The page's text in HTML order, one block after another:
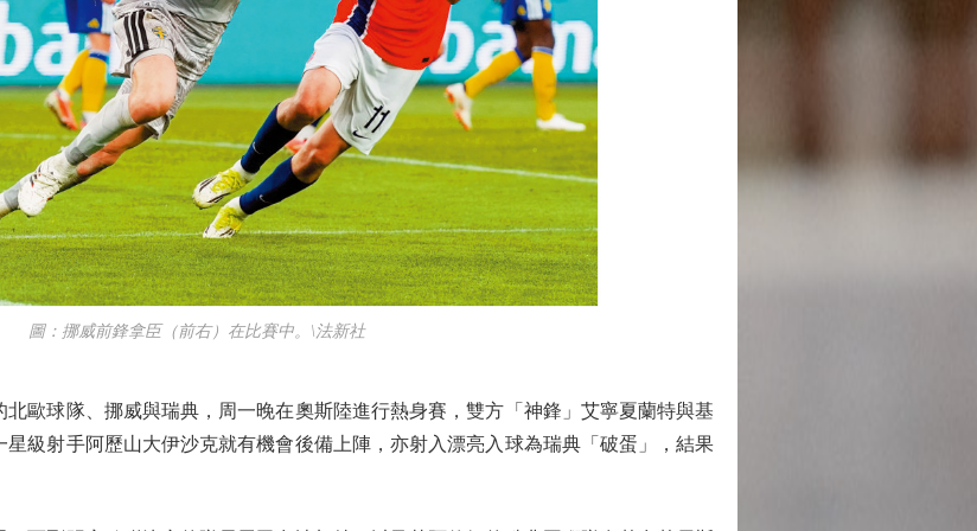
圖：挪威前鋒拿臣（前右）在比賽中。\法新社
球隊、挪威與瑞典，周一晚在奧斯陸進行熱身賽，雙方「神鋒」艾寧夏蘭特與基
級射手阿歷山大伊沙克就有機會後備上陣，亦射入漂亮入球為瑞典「破蛋」，結果